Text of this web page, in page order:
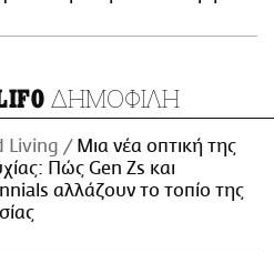
ΔΗΜΟΦΙΛΗ
Living
Μια νέα οπτική της
Πώς Gen Zs και
αλλάζουν το τοπίο της